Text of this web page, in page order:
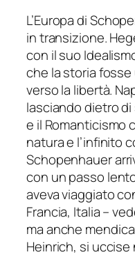
L’Europa di
in transizione.
con il suo
che la storia
verso la libertà.
lasciando dietro
e il Romanticismo
natura e l’infinito
Schopenhauer
con un passo
aveva viaggiato
Francia, Italia –
ma anche
Heinrich, si